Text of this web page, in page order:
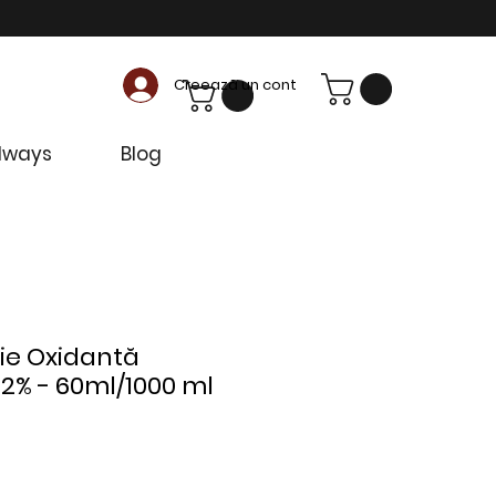
Blog
Creează un cont
Oxidantă
- 60ml/1000 ml